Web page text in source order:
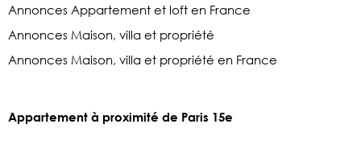
Annonces Appartement et loft en France
Annonces Maison, villa et propriété
Annonces Maison, villa et propriété en France
Appartement à proximité de Paris 15e